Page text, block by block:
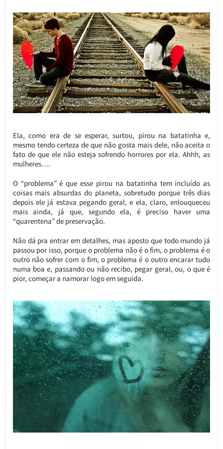
Ela, como era de se esperar, surtou, pirou na batatinha e,
mesmo tendo certeza de que não gosta mais dele, não aceita o
fato de que ele não esteja sofrendo horrores por ela. Ahhh, as
mulheres….
O “problema” é que esse pirou na batatinha tem incluído as
coisas mais absurdas do planeta, sobretudo porque três dias
depois ele já estava pegando geral, e ela, claro, enlouqueceu
mais ainda, já que, segundo ela, é preciso haver uma
“quarentena” de preservação.
Não dá pra entrar em detalhes, mas aposto que todo mundo já
passou por isso, porque o problema não é o fim, o problema é o
outro não sofrer com o fim, o problema é o outro encarar tudo
numa boa e, passando ou não recibo, pegar geral, ou, o que é
pior, começar a namorar logo em seguida.